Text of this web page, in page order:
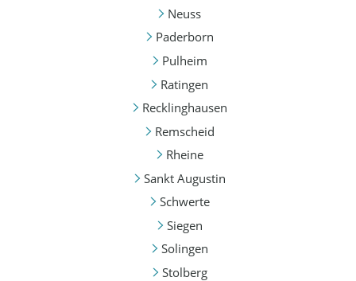
Neuss
Paderborn
Pulheim
Ratingen
Recklinghausen
Remscheid
Rheine
Sankt Augustin
Schwerte
Siegen
Solingen
Stolberg